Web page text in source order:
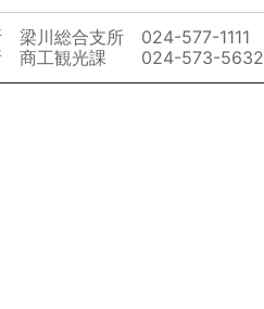
梁川総合支所 024-577-1111
商工観光課 024-573-5632